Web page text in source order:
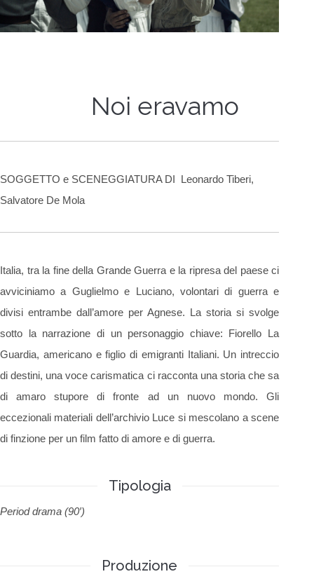
Noi eravamo
SOGGETTO e SCENEGGIATURA DI Leonardo Tiberi,
Salvatore De Mola
Italia, tra la fine della Grande Guerra e la ripresa del paese ci
avviciniamo a Guglielmo e Luciano, volontari di guerra e
divisi entrambe dall’amore per Agnese. La storia si svolge
sotto la narrazione di un personaggio chiave: Fiorello La
Guardia, americano e figlio di emigranti Italiani. Un intreccio
di destini, una voce carismatica ci racconta una storia che sa
di amaro stupore di fronte ad un nuovo mondo. Gli
eccezionali materiali dell’archivio Luce si mescolano a scene
di finzione per un film fatto di amore e di guerra.
Tipologia
Period drama (90′)
Produzione